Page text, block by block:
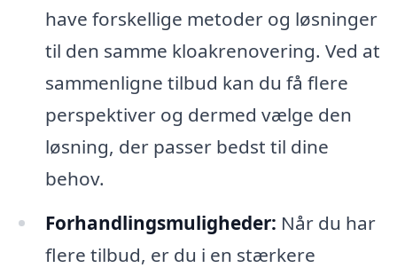
have forskellige metoder og løsninger
til den samme kloakrenovering. Ved at
sammenligne tilbud kan du få flere
perspektiver og dermed vælge den
løsning, der passer bedst til dine
behov.
Forhandlingsmuligheder: Når du har
flere tilbud, er du i en stærkere